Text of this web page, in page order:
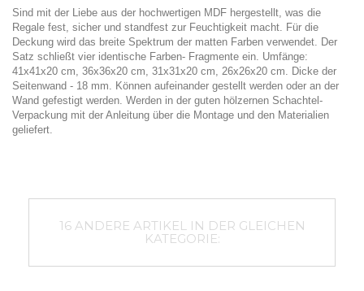
Sind mit der Liebe aus der hochwertigen MDF hergestellt, was die
Regale fest, sicher und standfest zur Feuchtigkeit macht. Für die
Deckung wird das breite Spektrum der matten Farben verwendet. Der
Satz schließt vier identische Farben- Fragmente ein. Umfänge:
41x41x20 cm, 36x36x20 cm, 31x31x20 cm, 26x26x20 cm. Dicke der
Seitenwand - 18 mm. Können aufeinander gestellt werden oder an der
Wand gefestigt werden. Werden in der guten hölzernen Schachtel-
Verpackung mit der Anleitung über die Montage und den Materialien
geliefert.
16 ANDERE ARTIKEL IN DER GLEICHEN
KATEGORIE: